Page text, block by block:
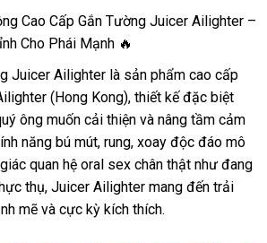
Cao Cấp Gắn Tường Juicer Ailighter –
Cho Phái Mạnh 🔥
Juicer Ailighter là sản phẩm cao cấp
(Hong Kong), thiết kế đặc biệt
ông muốn cải thiện và nâng tầm cảm
năng bú mút, rung, xoay độc đáo mô
quan hệ oral sex chân thật như đang
thụ, Juicer Ailighter mang đến trải
mẽ và cực kỳ kích thích.